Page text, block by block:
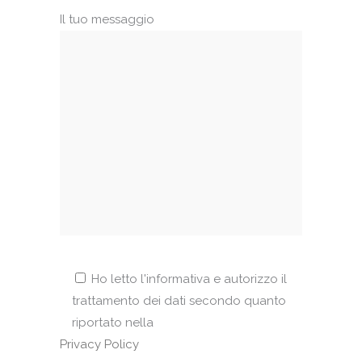
Il tuo messaggio
Ho letto l'informativa e autorizzo il
trattamento dei dati secondo quanto
riportato nella
Privacy Policy